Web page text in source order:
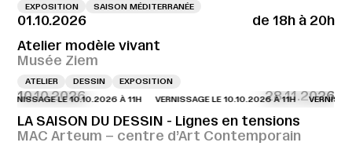
EXPOSITION SAISON MÉDITERRANÉE
01.10.2026
de 18h à 20h
Atelier modèle vivant
Musée Ziem
ATELIER DESSIN EXPOSITION
10.10.2026 28.11.2026
LE 10.10.2026 À 11H VERNISSAGE LE 10.10.2026 À 11H VERNISSAGE
LA SAISON DU DESSIN - Lignes en tensions
MAC Arteum – centre d’Art Contemporain